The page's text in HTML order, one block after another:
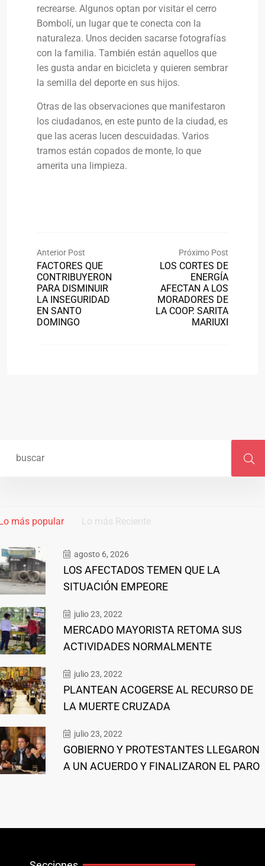
recrearse. Algunos optan por visitar el cerro
Bombolí, un lugar que te conecta con la
naturaleza. Unos deciden sacarse fotografías
con la familia. También están aquellos que
les gusta andar en bicicleta y quieren sembrar
la semilla del deporte en sus hijos.
Otras de las observaciones que manifestaron
los ciudadanos, en este punto de la ciudad, es
que las aceras lucen descuidadas. Varios
tramos están copados de monte, lo que
amerita una limpieza.
Anterior Post
FACTORES QUE
CONTRIBUYERON
PARA DISMINUIR
LA INSEGURIDAD
EN SANTO
DOMINGO
Próximo Post
LOS CORTES DE
ENERGÍA
AFECTAN A LOS
MORADORES DE
LA COOP. SARITA
MARIUXI
más popular Lo más Reciente
agosto 6, 2026
LOS AFECTADOS TEMEN QUE LA
SITUACIÓN EMPEORE
julio 23, 2022
MERCADO MAYORISTA RETOMA SUS
ACTIVIDADES NORMALMENTE
julio 23, 2022
PLANTEAN ACOGERSE AL RECURSO DE
LA MUERTE CRUZADA
julio 23, 2022
GOBIERNO Y PROTESTANTES LLEGARON
A UN ACUERDO Y FINALIZARON EL PARO